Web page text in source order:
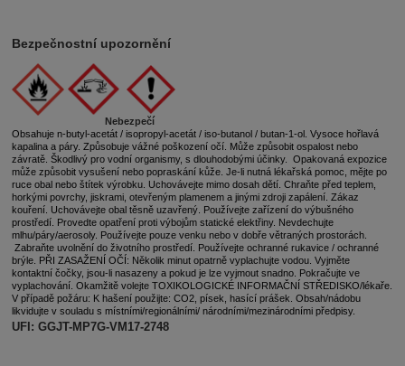
Bezpečnostní upozornění
Nebezpečí
Obsahuje n-butyl-acetát / isopropyl-acetát / iso-butanol / butan-1-ol.Vysoce hořlavá
kapalina a páry.Způsobuje vážné poškození očí. Může způsobit ospalost nebo
závratě. Škodlivý pro vodní organismy, s dlouhodobými účinky. Opakovaná expozice
může způsobit vysušení nebo popraskání kůže. Je-li nutná lékařská pomoc, mějte po
ruce obal nebo štítek výrobku. Uchovávejte mimo dosah dětí.Chraňte před teplem,
horkými povrchy, jiskrami, otevřeným plamenem a jinými zdroji zapálení. Zákaz
kouření. Uchovávejte obal těsně uzavřený. Používejte zařízení do výbušného
prostředí. Provedte opatření proti výbojům statické elektřiny. Nevdechujte
mlhu/páry/aerosoly. Používejte pouze venku nebo v dobře větraných prostorách.
Zabraňte uvolnění do životního prostředí. Používejte ochranné rukavice / ochranné
brýle. PŘI ZASAŽENÍ OČÍ: Několik minut opatrně vyplachujte vodou. Vyjměte
kontaktní čočky, jsou-li nasazeny a pokud je lze vyjmout snadno. Pokračujte ve
vyplachování.Okamžitě volejte TOXIKOLOGICKÉ INFORMAČNÍ STŘEDISKO/lékaře.
V případě požáru: K hašení použijte: CO2, písek, hasící prášek.Obsah/nádobu
likvidujte v souladu s místními/regionálními/ národními/mezinárodními předpisy.
UFI: GGJT-MP7G-VM17-2748